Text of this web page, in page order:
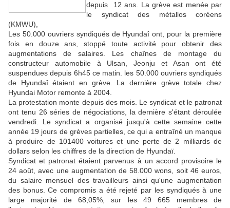
depuis 12 ans. La grève est menée par
le syndicat des métallos coréens
(KMWU),
Les 50.000 ouvriers syndiqués de Hyundaî ont, pour la première
fois en douze ans, stoppé toute activité pour obtenir des
augmentations de salaires. Les chaînes de montage du
constructeur automobile à Ulsan, Jeonju et Asan ont été
suspendues depuis 6h45 ce matin. les 50.000 ouvriers syndiqués
de Hyundaî étaient en grève. La dernière grève totale chez
Hyundai Motor remonte à 2004.
La protestation monte depuis des mois. Le syndicat et le patronat
ont tenu 26 séries de négociations, la dernière s'étant déroulée
vendredi. Le syndicat a organisé jusqu'à cette semaine cette
année 19 jours de grèves partielles, ce qui a entraîné un manque
à produire de 101400 voitures et une perte de 2 milliards de
dollars selon les chiffres de la direction de Hyundaï.
Syndicat et patronat étaient parvenus à un accord provisoire le
24 août, avec une augmentation de 58.000 wons, soit 46 euros,
du salaire mensuel des travailleurs ainsi qu'une augmentation
des bonus. Ce compromis a été rejeté par les syndiqués à une
large majorité de 68,05%, sur les 49 665 membres de